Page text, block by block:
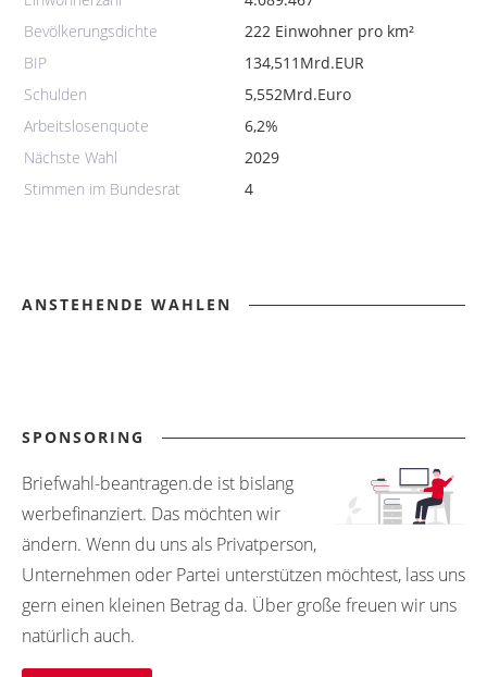
Bevölkerungsdichte
222 Einwohner pro km²
BIP
134,511Mrd.EUR
Schulden
5,552Mrd.Euro
Arbeitslosenquote
6,2%
Nächste Wahl
2029
Stimmen im Bundesrat
4
ANSTEHENDE WAHLEN
SPONSORING
Briefwahl-beantragen.de ist bislang
werbefinanziert. Das möchten wir
ändern. Wenn du uns als Privatperson,
Unternehmen oder Partei unterstützen möchtest, lass uns
gern einen kleinen Betrag da. Über große freuen wir uns
natürlich auch.